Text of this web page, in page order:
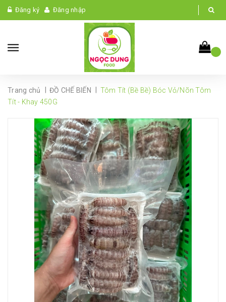
Đăng ký Đăng nhập
Trang chủ ĐỒ CHẾ BIẾN
Tôm Tít (Bề Bề) Bóc Vỏ/Nõn Tôm
Tít - Khay 450G